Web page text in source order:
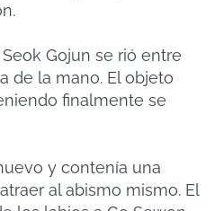
Gojun se rió entre
de la mano. El objeto
finalmente se
y contenía una
al abismo mismo. El